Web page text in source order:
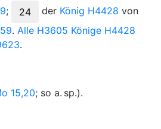
; 24 der König H4428 von
. Alle H3605 Könige H4428
.
15,20; so a. sp.).